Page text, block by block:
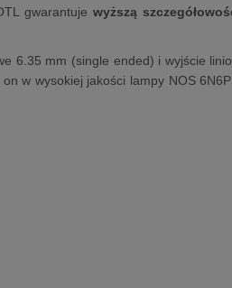
gwarantujewyższą
6.35 mm (single ended) i wyjście
w wysokiej jakości lampy NOS